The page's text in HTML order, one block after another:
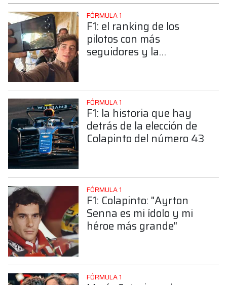
FÓRMULA 1
F1: el ranking de los
pilotos con más
seguidores y la
FÓRMULA 1
F1: la historia que hay
detrás de la elección de
Colapinto del número 43
FÓRMULA 1
F1: Colapinto: "Ayrton
Senna es mi ídolo y mi
héroe más grande"
FÓRMULA 1